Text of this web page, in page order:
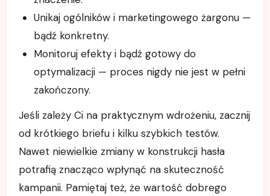
Unikaj ogólników i marketingowego żargonu —
bądź konkretny.
Monitoruj efekty i bądź gotowy do
optymalizacji — proces nigdy nie jest w pełni
zakończony.
Jeśli zależy Ci na praktycznym wdrożeniu, zacznij
od krótkiego briefu i kilku szybkich testów.
Nawet niewielkie zmiany w konstrukcji hasła
potrafią znacząco wpłynąć na skuteczność
kampanii. Pamiętaj też, że wartość dobrego